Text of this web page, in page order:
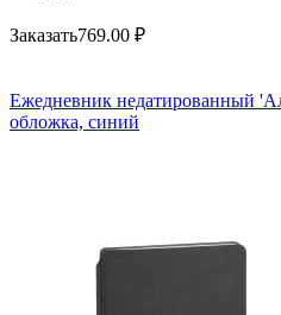
Заказать769.00 ₽
Ежедневник недатированный
обложка, синий